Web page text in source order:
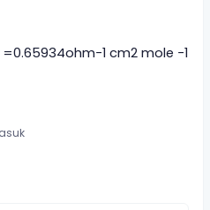
cm2 mole −1